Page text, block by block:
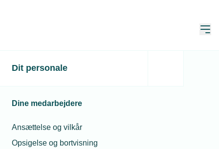
Dit personale
Dine medarbejdere
Ansættelse og vilkår
Opsigelse og bortvisning
Fælles temadag: Nye
bygningssolceller